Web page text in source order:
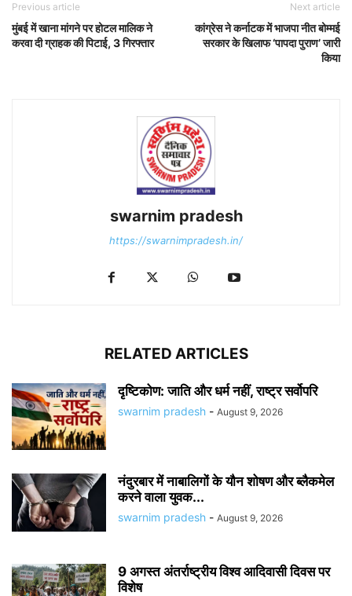
Previous article
मुंबई में खाना मांगने पर होटल मालिक ने
करवा दी ग्राहक की पिटाई, 3 गिरफ्तार
Next article
कांग्रेस ने कर्नाटक में भाजपा नीत बोम्मई
सरकार के खिलाफ ‘पापदा पुराण’ जारी
किया
swarnim pradesh
https://swarnimpradesh.in/
RELATED ARTICLES
दृष्टिकोण: जाति और धर्म नहीं, राष्ट्र सर्वोपरि
swarnim pradesh - August 9, 2026
नंदुरबार में नाबालिगों के यौन शोषण और ब्लैकमेल
करने वाला युवक...
swarnim pradesh - August 9, 2026
9 अगस्त अंतर्राष्ट्रीय विश्व आदिवासी दिवस पर
विशेष